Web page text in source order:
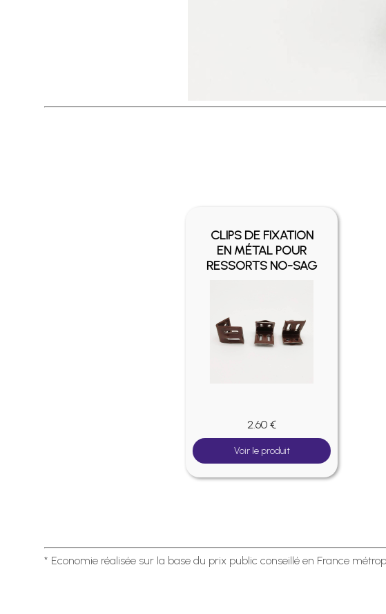
CORDE À GUINDER
- POLYESTER
* Economie réalisée sur la base du prix public conseillé en France